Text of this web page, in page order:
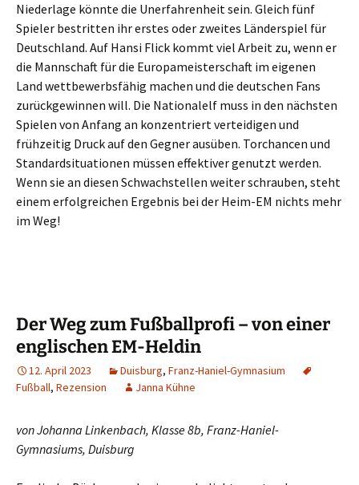
Niederlage könnte die Unerfahrenheit sein. Gleich fünf
Spieler bestritten ihr erstes oder zweites Länderspiel für
Deutschland. Auf Hansi Flick kommt viel Arbeit zu, wenn er
die Mannschaft für die Europameisterschaft im eigenen
Land wettbewerbsfähig machen und die deutschen Fans
zurückgewinnen will. Die Nationalelf muss in den nächsten
Spielen von Anfang an konzentriert verteidigen und
frühzeitig Druck auf den Gegner ausüben. Torchancen und
Standardsituationen müssen effektiver genutzt werden.
Wenn sie an diesen Schwachstellen weiter schrauben, steht
einem erfolgreichen Ergebnis bei der Heim-EM nichts mehr
im Weg!
Der Weg zum Fußballprofi – von einer
englischen EM-Heldin
12. April 2023 Duisburg, Franz-Haniel-Gymnasium
Fußball, Rezension Janna Kühne
von Johanna Linkenbach, Klasse 8b, Franz-Haniel-
Gymnasiums, Duisburg